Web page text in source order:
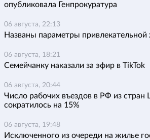
опубликовала Генпрокуратура
06 августа, 22:13
Названы параметры
06 августа, 18:21
Семейчанку наказали за эфир в TikTok
06 августа, 20:44
Число рабочих въездов в РФ из стран
сократилось на 15%
06 августа, 19:48
Исключенного из очереди на жилье